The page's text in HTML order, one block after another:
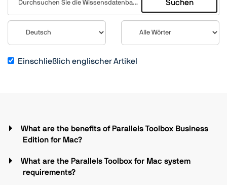
Suchen
Einschließlich englischer Artikel
What are the benefits of Parallels Toolbox Business
Edition for Mac?
What are the Parallels Toolbox for Mac system
requirements?